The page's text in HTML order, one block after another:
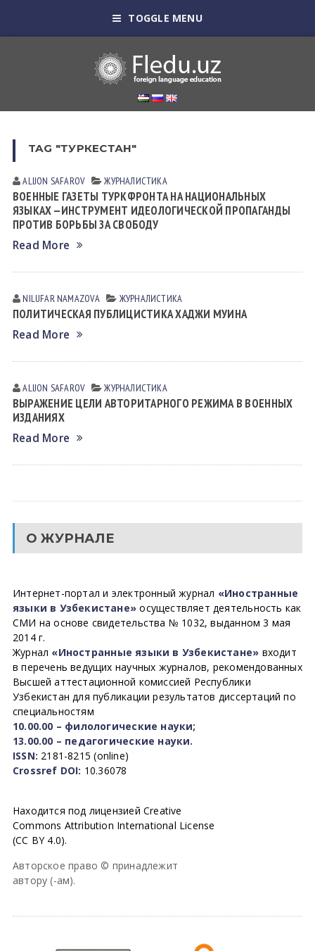
TOGGLE MENU
TAG "ТУРКЕСТАН"
ALIJON SAFAROV ЖУРНАЛИСТИКА
ВОЕННЫЕ ГАЗЕТЫ ТУРКФРОНТА НА НАЦИОНАЛЬНЫХ
ЯЗЫКАХ —ИНСТРУМЕНТ ИДЕОЛОГИЧЕСКОЙ ПРОПАГАНДЫ
ПРОТИВ БОРЬБЫ ЗА СВОБОДУ
Read More
NILUFAR NАMАZOVА ЖУРНАЛИСТИКА
ПОЛИТИЧЕСКАЯ ПУБЛИЦИСТИКА ХАДЖИ МУИНА
Read More
ALIJON SAFAROV ЖУРНАЛИСТИКА
ВЫРАЖЕНИЕ ЦЕЛИ АВТОРИТАРНОГО РЕЖИМА В ВОЕННЫХ
ИЗДАНИЯХ
Read More
О ЖУРНАЛЕ
Интернет-портал и электронный журнал «Иностранные
языки в Узбекистане» осуществляет деятельность как
СМИ на основе свидетельства № 1032, выданном 3 мая
2014 г.
Журнал «Иностранные языки в Узбекистане» входит
в перечень ведущих научных журналов, рекомендованных
Высшей аттестационной комиссией Республики
Узбекистан для публикации результатов диссертаций по
специальностям
10.00.00 – филологические науки;
13.00.00 – педагогические науки.
ISSN: 2181-8215 (online)
Crossref DOI: 10.36078
Находится под лицензией Creative
Commons Attribution International License
(CC BY 4.0).
Авторское право © принадлежит
автору (-ам).